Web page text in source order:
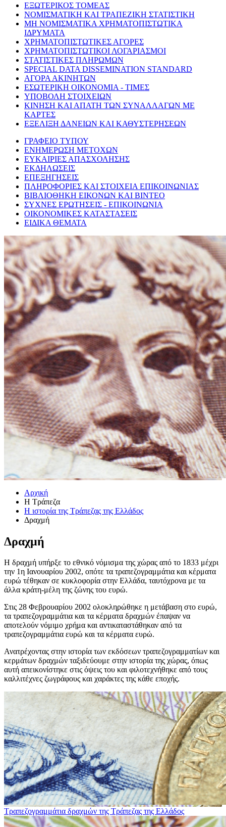
ΕΞΩΤΕΡΙΚΟΣ ΤΟΜΕΑΣ
ΝΟΜΙΣΜΑΤΙΚΗ ΚΑΙ ΤΡΑΠΕΖΙΚΗ ΣΤΑΤΙΣΤΙΚΗ
ΜΗ ΝΟΜΙΣΜΑΤΙΚΑ ΧΡΗΜΑΤΟΠΙΣΤΩΤΙΚΑ
ΙΔΡΥΜΑΤΑ
ΧΡΗΜΑΤΟΠΙΣΤΩΤΙΚΕΣ ΑΓΟΡΕΣ
ΧΡΗΜΑΤΟΠΙΣΤΩΤΙΚΟΙ ΛΟΓΑΡΙΑΣΜΟΙ
ΣΤΑΤΙΣΤΙΚΕΣ ΠΛΗΡΩΜΩΝ
SPECIAL DATA DISSEMINATION STANDARD
ΑΓΟΡΑ ΑΚΙΝΗΤΩΝ
ΕΣΩΤΕΡΙΚΗ ΟΙΚΟΝΟΜΙΑ - ΤΙΜΕΣ
ΥΠΟΒΟΛΗ ΣΤΟΙΧΕΙΩΝ
ΚΙΝΗΣΗ ΚΑΙ ΑΠΑΤΗ ΤΩΝ ΣΥΝΑΛΛΑΓΩΝ ΜΕ
ΚΑΡΤΕΣ
ΕΞΕΛΙΞΗ ΔΑΝΕΙΩΝ ΚΑΙ ΚΑΘΥΣΤΕΡΗΣΕΩΝ
ΓΡΑΦΕΙΟ ΤΥΠΟΥ
ΕΝΗΜΕΡΩΣΗ ΜΕΤΟΧΩΝ
ΕΥΚΑΙΡΙΕΣ ΑΠΑΣΧΟΛΗΣΗΣ
ΕΚΔΗΛΩΣΕΙΣ
ΕΠΕΞΗΓΗΣΕΙΣ
ΠΛΗΡΟΦΟΡΙΕΣ ΚΑΙ ΣΤΟΙΧΕΙΑ ΕΠΙΚΟΙΝΩΝΙΑΣ
ΒΙΒΛΙΟΘΗΚΗ ΕΙΚΟΝΩΝ ΚΑΙ ΒΙΝΤΕΟ
ΣΥΧΝΕΣ ΕΡΩΤΗΣΕΙΣ - ΕΠΙΚΟΙΝΩΝΙΑ
ΟΙΚΟΝΟΜΙΚΕΣ ΚΑΤΑΣΤΑΣΕΙΣ
ΕΙΔΙΚΑ ΘΕΜΑΤΑ
Αρχική
Η Τράπεζα
Η ιστορία της Τράπεζας της Ελλάδος
Δραχμή
Δραχμή
​​​​​​​​​​​​​​​​​Η δραχμή υπήρξε το εθνικό νόμισμα της χώρας από το 1833 μέχρι
την 1η Ιανουαρίο​υ 2002, οπότε τα τραπεζογραμμάτια και κέρματα
ευρώ τέθηκαν σε κυκλοφορία στην Ελλάδα, ταυτόχρονα με τα
άλλα κράτη-μέλη της ζώνης του ευρώ.
Στις 28 Φεβρουαρίου 2002 ολοκληρώθηκε η μετάβαση στο ευρώ,
τα τραπεζογραμμάτια και τα κέρματα δραχμών έπαψαν να
αποτελούν νόμιμο χρήμα και αντικαταστάθηκαν από τα
τραπεζογραμμάτια ευρώ και τα κέρματα ευρώ.
Ανατρέχοντας στην ιστορία των εκ​δόσεων τραπεζογραμματίων και
κερμάτων δραχμών ταξιδεύ​​​​​​​​ουμε στην ιστορία της χώρας, όπως
αυτή απεικονίστηκε στις όψεις του και φιλοτεχνήθηκε από τους
καλλιτέχνες ζωγράφους και χαράκτες της κάθε εποχής.
Τραπεζογραμμάτια δραχμών της Τράπεζας της Ελλάδος